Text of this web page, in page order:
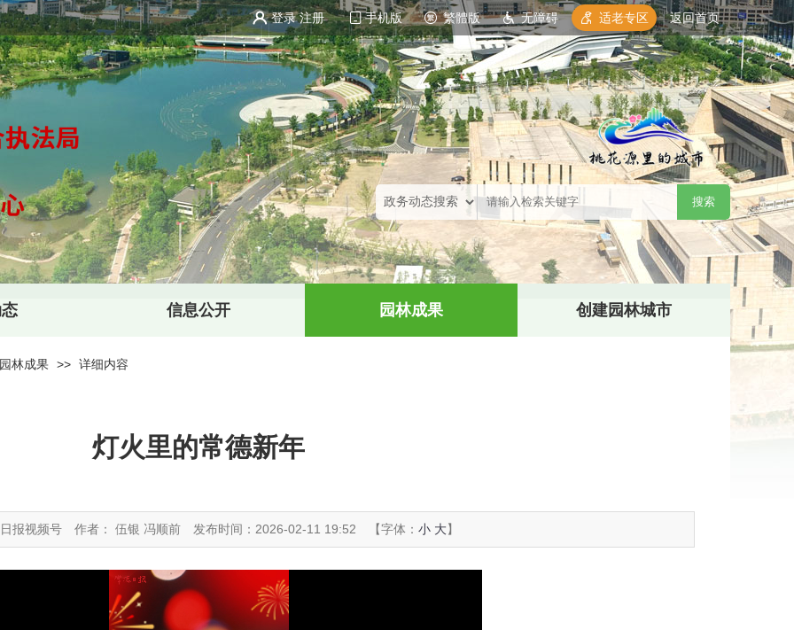
登录 注册 手机版 繁體版 无障碍 适老专区 返回首页
信息公开 园林成果 创建园林城市
园林成果 >> 详细内容
灯火里的常德新年
报视频号 作者： 伍银 冯顺前 发布时间：2026-02-11 19:52 【字体： 小 大】